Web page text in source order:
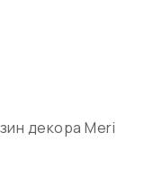
декора Meri